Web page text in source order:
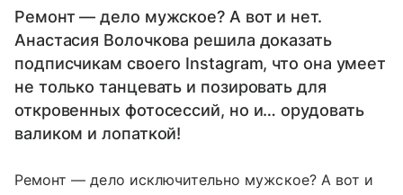
Ремонт — дело мужское? А вот и нет.
Анастасия Волочкова решила доказать
подписчикам своего Instagram, что она умеет
не только танцевать и позировать для
откровенных фотосессий, но и… орудовать
валиком и лопаткой!
Ремонт — дело исключительно мужское? А вот и